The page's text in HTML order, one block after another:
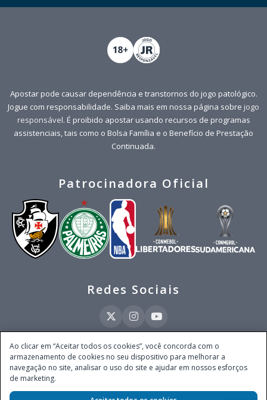
Apostar pode causar dependência e transtornos do jogo patológico.
Jogue com responsabilidade. Saiba mais em nossa página sobre jogo
responsável. É proibido apostar usando recursos de programas
assistenciais, tais como o Bolsa Família e o Benefício de Prestação
Continuada.
Patrocinadora Oficial
Redes Sociais
Este site é operado pela Ventmear Brasil LTDA (CNPJ 52.868.380/0001-84), com
endereço na Avenida Brigadeiro Faria Lima, nº 4.055, 3º andar, Itaim Bibi, no
Município de São Paulo, Estado de São Paulo, CEP 04538-133, Brasil - empresa
Ao clicar em “Aceitar todos os cookies”, você concorda com o
armazenamento de cookies no seu dispositivo para melhorar a
navegação no site, analisar o uso do site e ajudar em nossos esforços
de marketing.